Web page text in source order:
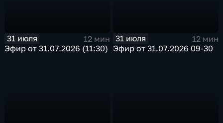
31 июля
12 мин
Эфир от 31.07.2026 (11:30)
31 июля
12 мин
Эфир от 31.07.2026 09-30